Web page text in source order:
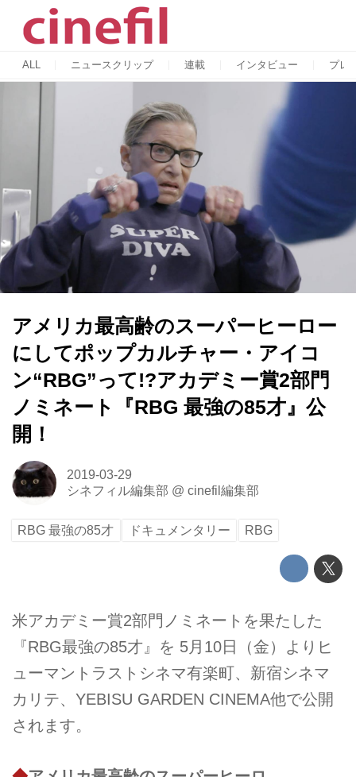
ALL ニュースクリップ 連載 インタビュー プレ
アメリカ最高齢のスーパーヒーロー
にしてポップカルチャー・アイコ
ン“RBG”って!?アカデミー賞2部門
ノミネート『RBG 最強の85才』公
開！
2019-03-29
シネフィル編集部 @ cinefil編集部
RBG 最強の85才 ドキュメンタリー RBG
米アカデミー賞2部門ノミネートを果たした
『RBG最強の85才』を 5月10日（金）よりヒ
ューマントラストシネマ有楽町、新宿シネマ
カリテ、YEBISU GARDEN CINEMA他で公開
されます。